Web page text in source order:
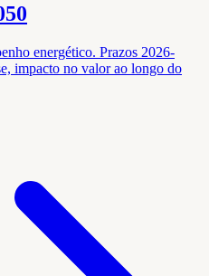
energético. Prazos 2026-
impacto no valor ao longo do